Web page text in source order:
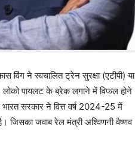
ने स्वचालित ट्रेन सुरक्षा (एटीपी) या
लोको पायलट के ब्रेक लगाने में विफल होने
सरकार ने वित्त वर्ष 2024-25 में
जिसका जवाब रेल मंत्री अश्विणनी वैष्णव